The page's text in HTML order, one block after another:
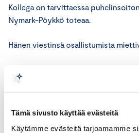
Tämä sivusto käyttää evästeitä
Käytämme evästeitä tarjoamamme
Kollega on tarvittaessa
Nymark-Pöykkö toteaa.
Hänen viestinsä osallistumista
selkeämmin, mitkä johtamisen
ratkaisevat onnistumisen ja